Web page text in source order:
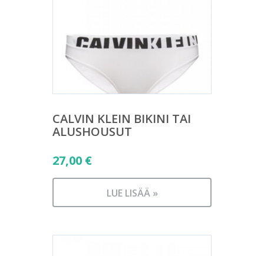
CALVIN KLEIN BIKINI TAI
ALUSHOUSUT
27,00 €
LUE LISÄÄ »